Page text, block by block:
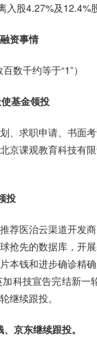
股4.27%及12.4%
资事情
数千约等于“1”）
基金领投
、求职申请、书面
京课观教育科技有
投
荐医治云渠道开发
抢先的数据库，开
本钱和进步确诊精
科技宣告完结新一
继续跟投。
京东继续跟投。